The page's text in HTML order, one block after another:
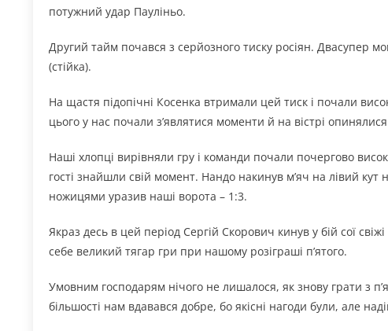
потужний удар Пауліньо.
Другий тайм почався з серйозного тиску росіян. Двасупер
(стійка).
На щастя підопічні Косенка втримали цей тиск і почали
цього у нас почали з’являтися моменти й на вістрі
Наші хлопці вирівняли гру і команди почали почергово
гості знайшли свій момент. Нандо накинув м’яч на лівий
ножицями уразив наші ворота – 1:3.
Якраз десь в цей період Сергій Скорович кинув у бій сої
себе великий тягар гри при нашому розіграші п’ятого.
Умовним господарям нічого не лишалося, як знову грати з
більшості нам вдавався добре, бо якісні нагоди були, але